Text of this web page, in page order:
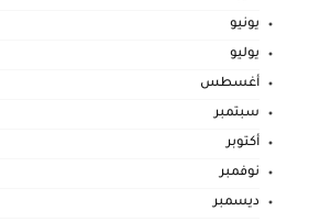
يونيو
يوليو
أغسطس
سبتمبر
أكتوبر
نوفمبر
ديسمبر